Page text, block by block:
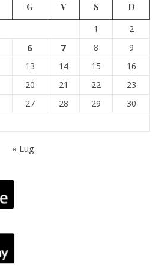
G V S
D
1
2
6 7 8
9
13 14 15
16
20 21 22
23
27 28 29
30
« Lug